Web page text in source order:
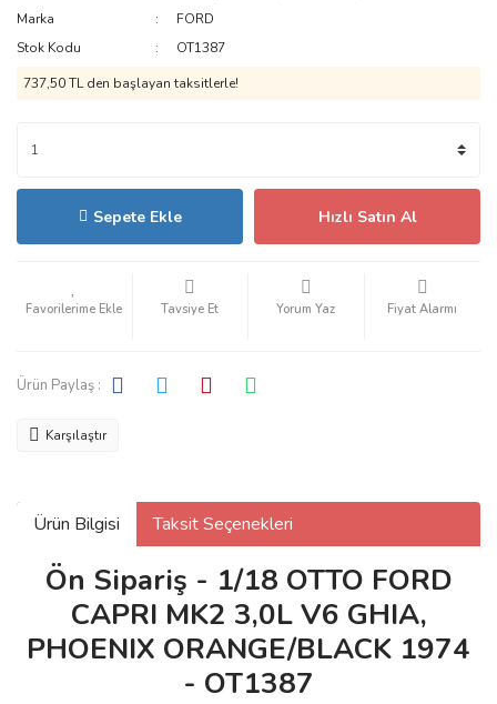
Marka
FORD
Stok Kodu
OT1387
737,50 TL den başlayan taksitlerle!
Sepete Ekle Hızlı Satın Al
Tavsiye Et Yorum Yaz Fiyat Alarmı
Ürün Paylaş :
Karşılaştır
Ürün Bilgisi Taksit Seçenekleri
Ön Sipariş - 1/18 OTTO FORD
CAPRI MK2 3,0L V6 GHIA,
PHOENIX ORANGE/BLACK 1974
- OT1387